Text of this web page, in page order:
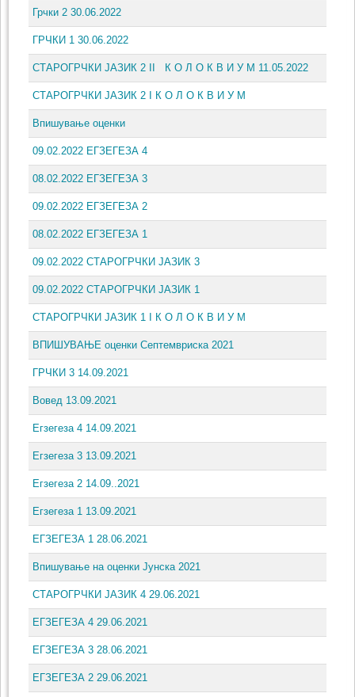
Грчки 2 30.06.2022
ГРЧКИ 1 30.06.2022
СТАРОГРЧКИ ЈАЗИК 2 II К О Л О К В И У М 11.05.2022
СТАРОГРЧКИ ЈАЗИК 2 I К О Л О К В И У М
Впишување оценки
09.02.2022 ЕГЗЕГЕЗА 4
08.02.2022 ЕГЗЕГЕЗА 3
09.02.2022 ЕГЗЕГЕЗА 2
08.02.2022 ЕГЗЕГЕЗА 1
09.02.2022 СТАРОГРЧКИ ЈАЗИК 3
09.02.2022 СТАРОГРЧКИ ЈАЗИК 1
СТАРОГРЧКИ ЈАЗИК 1 I К О Л О К В И У М
ВПИШУВАЊЕ оценки Септемвриска 2021
ГРЧКИ 3 14.09.2021
Вовед 13.09.2021
Егзегеза 4 14.09.2021
Егзегеза 3 13.09.2021
Егзегеза 2 14.09..2021
Егзегеза 1 13.09.2021
ЕГЗЕГЕЗА 1 28.06.2021
Впишување на оценки Јунска 2021
СТАРОГРЧКИ ЈАЗИК 4 29.06.2021
ЕГЗЕГЕЗА 4 29.06.2021
ЕГЗЕГЕЗА 3 28.06.2021
ЕГЗЕГЕЗА 2 29.06.2021